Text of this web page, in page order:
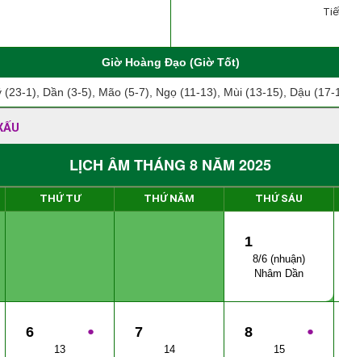
Giờ Hoàng Đạo (Giờ Tốt)
(23-1), Dần (3-5), Mão (5-7), Ngọ (11-13), Mùi (13-15), Dậu (17-
LỊCH ÂM THÁNG 8 NĂM 2025
THỨ TƯ THỨ NĂM THỨ SÁU
1
8/6 (nhuận)
Nhâm Dần
●
6
13
7
14
●
8
15